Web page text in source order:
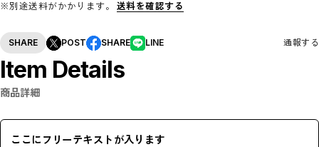
※別途送料がかかります。
送料を確認する
SHARE POST SHARE LINE 通報する
Item Details
商品詳細
ここにフリーテキストが入ります